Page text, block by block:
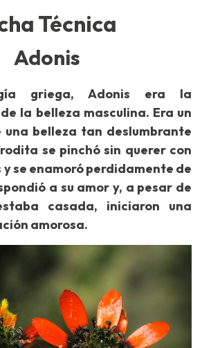
Técnica
Adonis
griega, Adonis era la
la belleza masculina. Era un
belleza tan deslumbrante
se pinchó sin querer con
y se enamoró perdidamente de
a su amor y, a pesar de
casada, iniciaron una
amorosa.